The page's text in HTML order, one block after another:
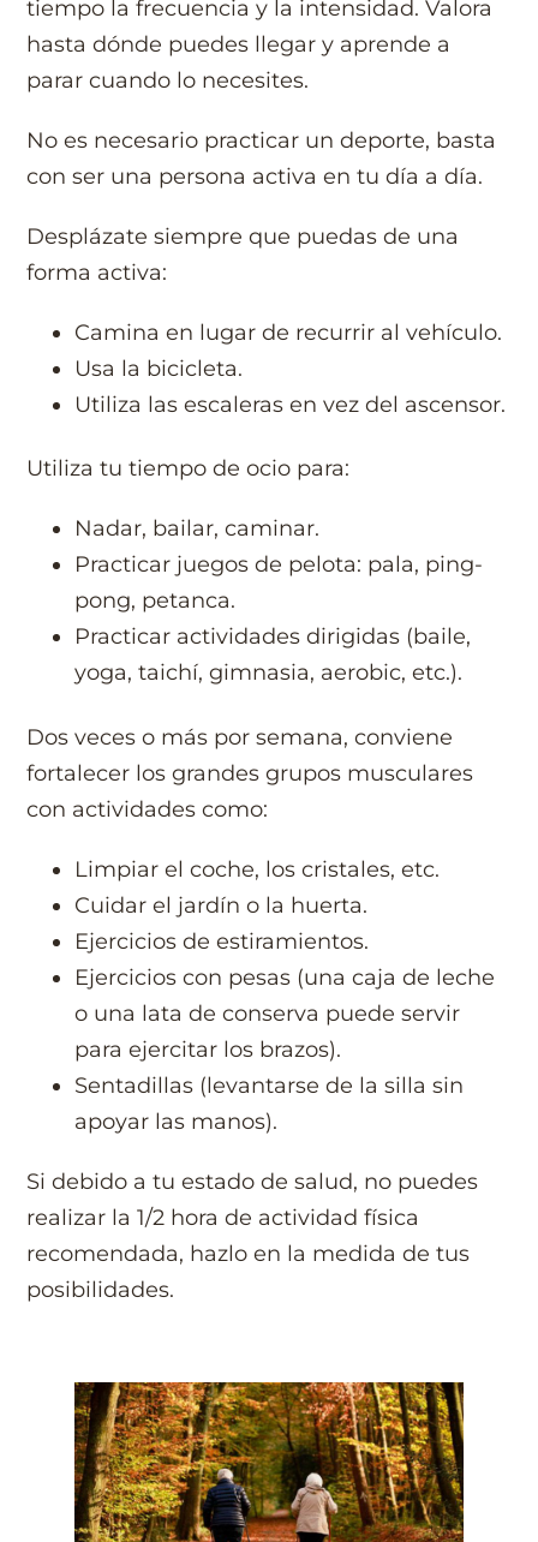
tiempo la frecuencia y la intensidad. Valora
hasta dónde puedes llegar y aprende a
parar cuando lo necesites.
No es necesario practicar un deporte, basta
con ser una persona activa en tu día a día.
Desplázate siempre que puedas de una
forma activa:
Camina en lugar de recurrir al vehículo.
Usa la bicicleta.
Utiliza las escaleras en vez del ascensor.
Utiliza tu tiempo de ocio para:
Nadar, bailar, caminar.
Practicar juegos de pelota: pala, ping-
pong, petanca.
Practicar actividades dirigidas (baile,
yoga, taichí, gimnasia, aerobic, etc.).
Dos veces o más por semana, conviene
fortalecer los grandes grupos musculares
con actividades como:
Limpiar el coche, los cristales, etc.
Cuidar el jardín o la huerta.
Ejercicios de estiramientos.
Ejercicios con pesas (una caja de leche
o una lata de conserva puede servir
para ejercitar los brazos).
Sentadillas (levantarse de la silla sin
apoyar las manos).
Si debido a tu estado de salud, no puedes
realizar la 1/2 hora de actividad física
recomendada, hazlo en la medida de tus
posibilidades.